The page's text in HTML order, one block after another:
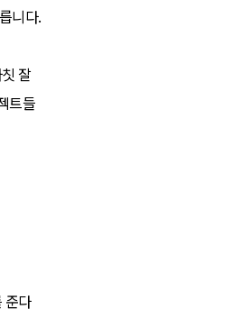
니다.
잘
트들
준다